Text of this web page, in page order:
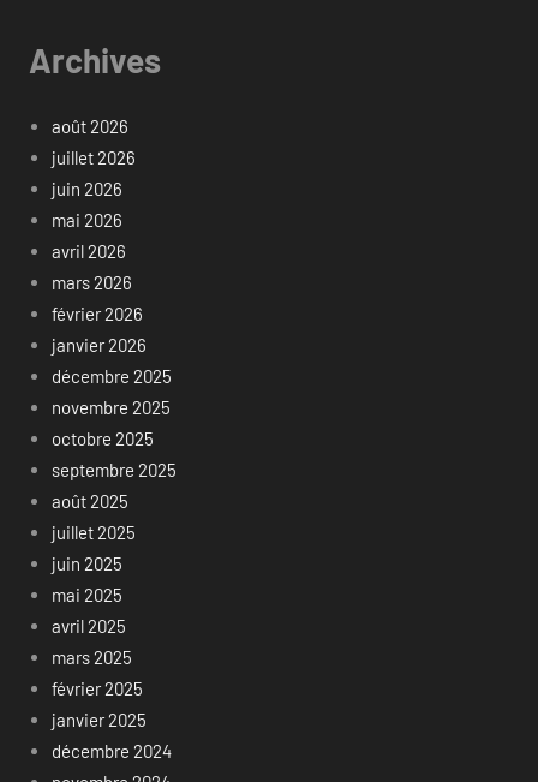
Archives
août 2026
juillet 2026
juin 2026
mai 2026
avril 2026
mars 2026
février 2026
janvier 2026
décembre 2025
novembre 2025
octobre 2025
septembre 2025
août 2025
juillet 2025
juin 2025
mai 2025
avril 2025
mars 2025
février 2025
janvier 2025
décembre 2024